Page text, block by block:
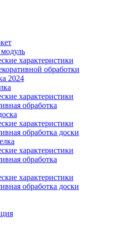
характеристики
обработки
2024
характеристики
обработка
характеристики
обработка доски
характеристики
обработка
характеристики
обработка доски